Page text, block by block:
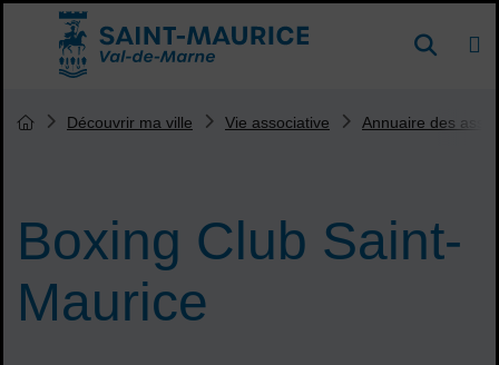
Menu de raccourcis
Accueil ville de Saint-Maurice DE
Boxing Club Saint-
Maurice
Vous êtes ici :
Page d'accueil du site
Découvrir ma ville Vie associative Annuaire des